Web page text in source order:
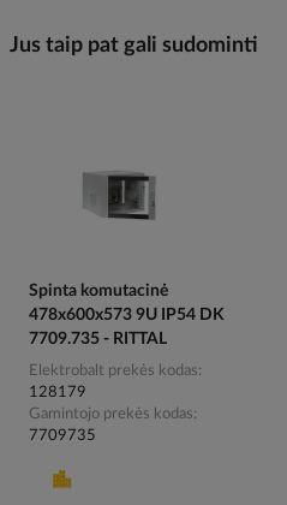
Jus taip pat gali sudominti
Spinta komutacinė
478x600x573 9U IP54 DK
7709.735 - RITTAL
Elektrobalt prekės kodas
128179
Gamintojo prekės kodas
7709735